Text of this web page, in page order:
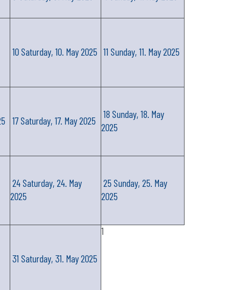
10 Saturday, 10. May 2025 11 Sunday, 11. May 2025
17 Saturday, 17. May 2025
18 Sunday, 18. May
2025
24 Saturday, 24. May
2025
25 Sunday, 25. May
2025
31 Saturday, 31. May 2025
1